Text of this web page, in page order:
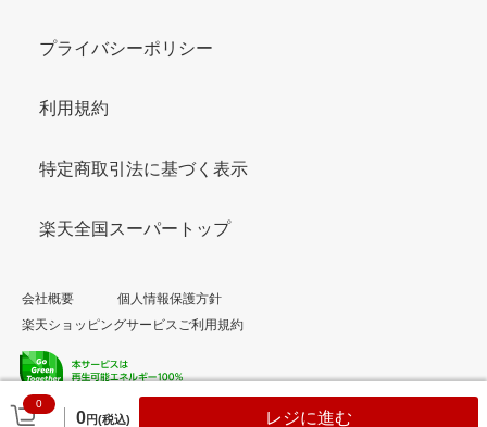
0
0円(税込) レジに進む
プライバシーポリシー
利用規約
特定商取引法に基づく表示
楽天全国スーパートップ
会社概要
個人情報保護方針
楽天ショッピングサービスご利用規約
© Rakuten Group, Inc.